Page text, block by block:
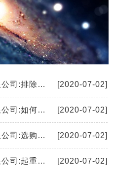
[2020-07-02]
设备故障的方法
[2020-07-02]
的保养起重机
[2020-07-02]
机有哪些窍门呢
[2020-07-02]
转应符合哪些要求